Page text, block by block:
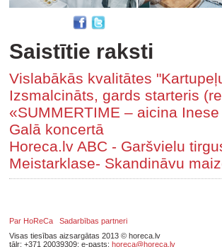
Saistītie raksti
Vislabākās kvalitātes
Izsmalcināts, gards starteris
«SUMMERTIME – aicina
Galā koncertā
Horeca.lv ABC - Garšvielu
Meistarklase- Skandināvu
Par HoReCa
Sadarbības partneri
Visas tiesības aizsargātas 2013 © horeca.lv
tālr: +371 20039309; e-pasts: horeca@horeca.lv